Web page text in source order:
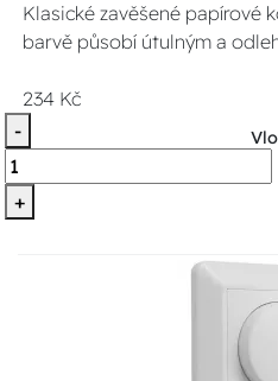
Klasické zavěšené papírové
barvě působí útulným a
234 Kč
-
+